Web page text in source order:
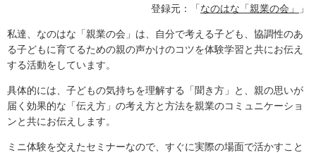
登録元：「なのはな「親業の会」 」
私達、なのはな「親業の会」は、自分で考える子ども、協調性のあ
る子どもに育てるための親の声かけのコツを体験学習と共にお伝え
する活動をしています。
具体的には、子どもの気持ちを理解する「聞き方」と、親の思いが
届く効果的な「伝え方」の考え方と方法を親業のコミュニケーショ
ンと共にお伝えします。
ミニ体験を交えたセミナーなので、すぐに実際の場面で活かすこと